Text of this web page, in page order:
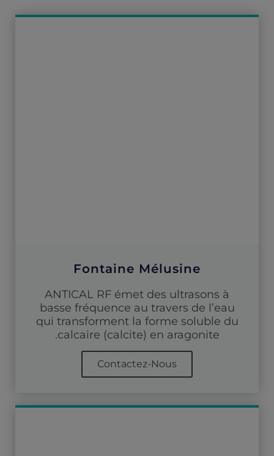
Fontaine Mélusine
ANTICAL RF émet des ultrasons à
basse fréquence au travers de l’eau
qui transforment la forme soluble du
calcaire (calcite) en aragonite.
Contactez-Nous